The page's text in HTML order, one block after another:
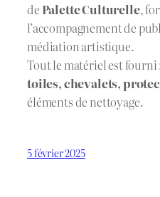
de Palette Culturelle,
l’accompagnement de
médiation artistique.
Tout le matériel est
toiles, chevalets,
éléments de nettoyage.
5 février 2025